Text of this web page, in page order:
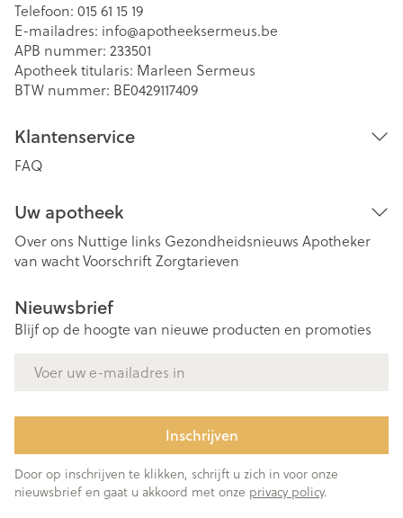
Telefoon: 015 61 15 19
E-mailadres: info@apotheeksermeus.be
APB nummer: 233501
Apotheek titularis: Marleen Sermeus
BTW nummer: BE0429117409
Klantenservice
FAQ
Uw apotheek
Over ons Nuttige links Gezondheidsnieuws Apotheker
van wachtVoorschriftZorgtarieven
Nieuwsbrief
Blijf op de hoogte van nieuwe producten en promoties
Inschrijven
Door op inschrijven te klikken, schrijft u zich in voor onze
nieuwsbrief en gaat u akkoord met onze privacy policy.